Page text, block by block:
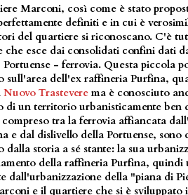
Marconi, così come è stato
definiti e in cui è
del quartiere si riconoscano. C'è
che esce dai consolidati confini dati
- ferrovia. Questa piccola
sull'area dell'ex raffineria Purfina,
Nuovo Trastevere ma è conosciuto
di un territorio urbanisticamente
compreso tra la ferrovia affiancata
e dal dislivello della Portuense, sono
dalla storia a sé stante: la sua
della raffineria Purfina, quindi
dall'urbanizzazione della "piana di
e il quartiere che si è